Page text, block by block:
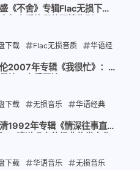
2 2025动画电影 迪士
12-28
《不舍》专辑Flac无损下
下载 Flac无损音质 华语经
李宗盛 不舍专辑
2007年专辑《我很忙》：
下载 无损音乐 华语经典
伦 我很忙
1992年专辑《情深往事直到
下载 华语音乐 无损音乐